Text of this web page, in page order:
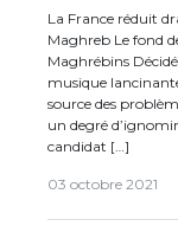
La France réduit
Maghreb Le fond
Maghrébins
musique
source des
un degré
candidat […]
03 octobre 2021